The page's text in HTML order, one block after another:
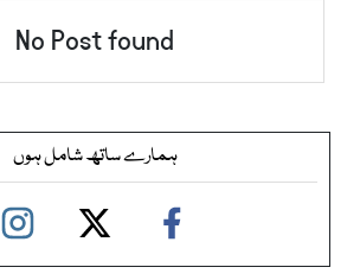
No Post found
ہمارے ساتھ شامل ہوں